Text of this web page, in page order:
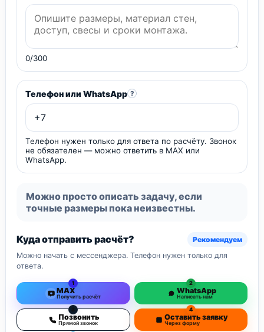
0/300
Телефон или WhatsApp ?
Телефон нужен только для ответа по расчёту. Звонок
не обязателен — можно ответить в MAX или
WhatsApp.
Можно просто описать задачу, если
точные размеры пока неизвестны.
Куда отправить расчёт?
Рекомендуем
Можно начать с мессенджера. Телефон нужен только для
ответа.
1
MAX
Получить расчёт
2
WhatsApp
Написать нам
3
Позвонить
Прямой звонок
4
Оставить заявку
Через форму